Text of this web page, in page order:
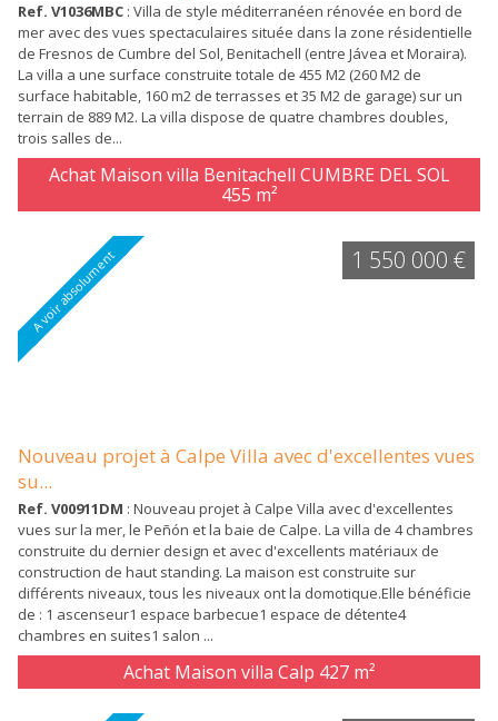
Ref. V1036MBC : Villa de style méditerranéen rénovée en bord de
mer avec des vues spectaculaires située dans la zone résidentielle
de Fresnos de Cumbre del Sol, Benitachell (entre Jávea et Moraira).
La villa a une surface construite totale de 455 M2 (260 M2 de
surface habitable, 160 m2 de terrasses et 35 M2 de garage) sur un
terrain de 889 M2. La villa dispose de quatre chambres doubles,
trois salles de...
Achat Maison villa Benitachell CUMBRE DEL SOL
455 m²
A voir absolument
Nouveau projet à Calpe Villa avec d'excellentes vues
su...
Ref. V00911DM : Nouveau projet à Calpe Villa avec d'excellentes
vues sur la mer, le Peñón et la baie de Calpe. La villa de 4 chambres
construite du dernier design et avec d'excellents matériaux de
construction de haut standing. La maison est construite sur
différents niveaux, tous les niveaux ont la domotique.Elle bénéficie
de : 1 ascenseur1 espace barbecue1 espace de détente4
chambres en suites1 salon ...
Achat Maison villa Calp 427 m²
1 550 000 €